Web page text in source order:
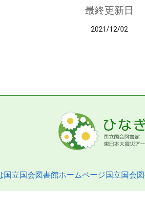
最終更新日
2021/12/02
国立国会図書館ホームページ国立国会